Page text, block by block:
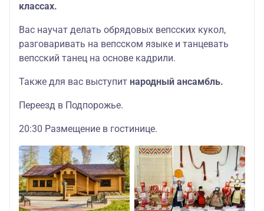
классах.
Вас научат делать обрядовых вепсских кукол,
разговаривать на вепсском языке и танцевать
вепсский танец на основе кадрили.
Также для вас выступит народный ансамбль.
Переезд в Подпорожье.
20:30 Размещение в гостинице.